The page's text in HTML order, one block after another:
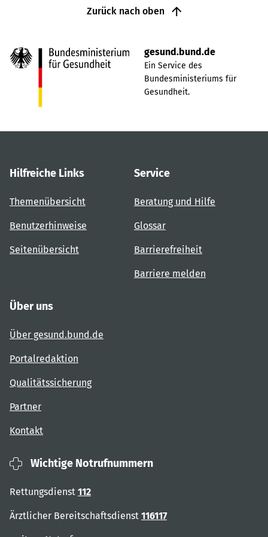
Zurück nach oben
gesund.bund.de
Ein Service des
Bundesministeriums für
Gesundheit.
Hilfreiche Links
Themenübersicht
Benutzerhinweise
Seitenübersicht
Service
Beratung und Hilfe
Glossar
Barrierefreiheit
Barriere melden
Über uns
Über gesund.bund.de
Portalredaktion
Qualitätssicherung
Partner
Kontakt
Wichtige Notrufnummern
Rettungsdienst 112
Ärztlicher Bereitschaftsdienst 116117